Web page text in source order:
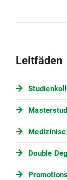
Leitfäden
Double